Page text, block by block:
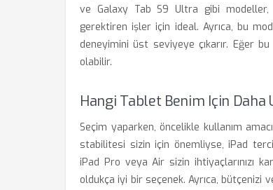
ve Galaxy Tab S9 Ultra gibi modeller,
gerektiren işler için ideal. Ayrıca, bu
deneyimini üst seviyeye çıkarır. Eğer
olabilir.
Hangi Tablet Benim Için Daha
Seçim yaparken, öncelikle kullanım
stabilitesi sizin için önemliyse, iPad
iPad Pro veya Air sizin ihtiyaçlarınızı
oldukça iyi bir seçenek. Ayrıca, bütçenizi